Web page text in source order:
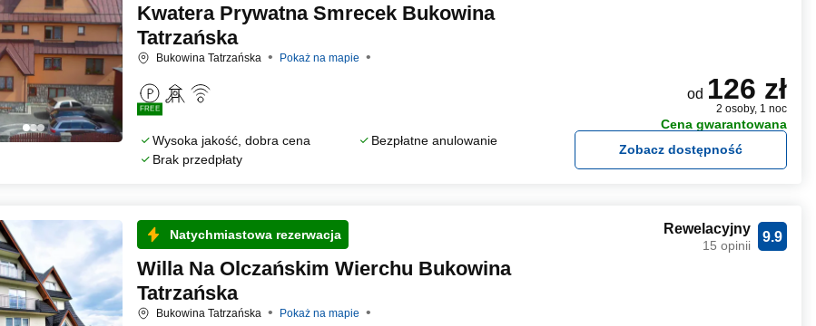
Kwatera Prywatna Smrecek Bukowina
Tatrzańska
Bukowina Tatrzańska Pokaż na mapie
FREE
Wysoka jakość, dobra cena
Bezpłatne anulowanie
Brak przedpłaty
od 126 zł
2 osoby, 1 noc
Cena gwarantowana
Zobacz dostępność
Natychmiastowa rezerwacja
Willa Na Olczańskim Wierchu Bukowina
Tatrzańska
Bukowina Tatrzańska Pokaż na mapie
9.9
Rewelacyjny
15 opinii